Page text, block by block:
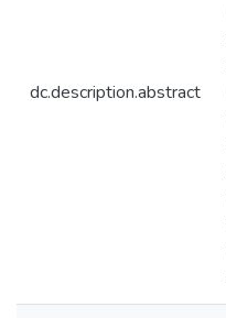
dc.description.abstract